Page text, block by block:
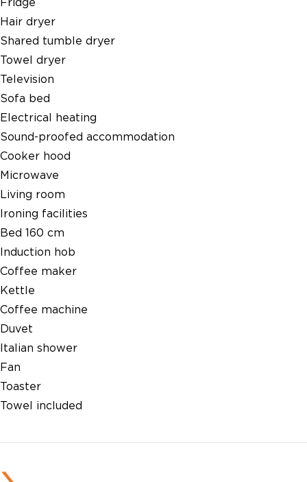
Hair dryer
Shared tumble dryer
Towel dryer
Television
Sofa bed
Electrical heating
Sound-proofed accommodation
Cooker hood
Microwave
Living room
Ironing facilities
Bed 160 cm
Induction hob
Coffee maker
Kettle
Coffee machine
Duvet
Italian shower
Fan
Toaster
Towel included